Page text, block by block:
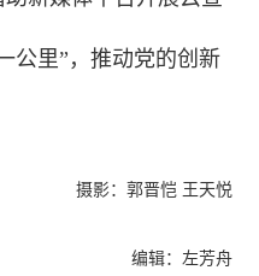
公里”，推动党的创新
摄影：郭晋恺 王天悦
编辑：左芳舟